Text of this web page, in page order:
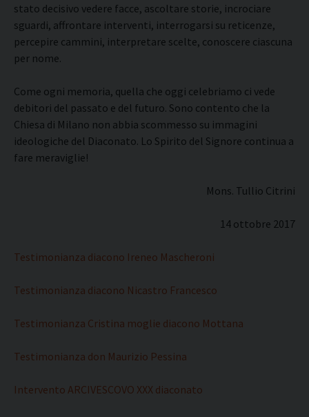
stato decisivo vedere facce, ascoltare storie, incrociare
sguardi, affrontare interventi, interrogarsi su reticenze,
percepire cammini, interpretare scelte, conoscere ciascuna
per nome.
Come ogni memoria, quella che oggi celebriamo ci vede
debitori del passato e del futuro. Sono contento che la
Chiesa di Milano non abbia scommesso su immagini
ideologiche del Diaconato. Lo Spirito del Signore continua a
fare meraviglie!
Mons. Tullio Citrini
14 ottobre 2017
Testimonianza diacono Ireneo Mascheroni
Testimonianza diacono Nicastro Francesco
Testimonianza Cristina moglie diacono Mottana
Testimonianza don Maurizio Pessina
Intervento ARCIVESCOVO XXX diaconato